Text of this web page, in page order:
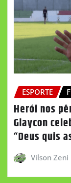
ESPORTE
Herói nos
Glaycon
“Deus quis
Vilson Zeni